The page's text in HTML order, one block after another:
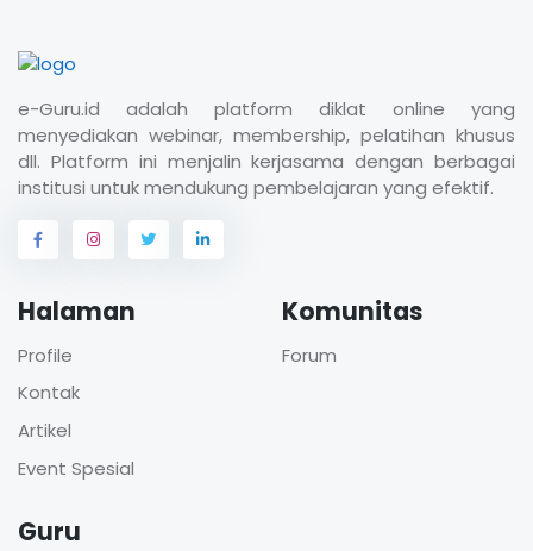
e-Guru.id adalah platform diklat online yang
menyediakan webinar, membership, pelatihan khusus
dll. Platform ini menjalin kerjasama dengan berbagai
institusi untuk mendukung pembelajaran yang efektif.
Halaman
Profile
Kontak
Artikel
Event Spesial
Komunitas
Forum
Guru